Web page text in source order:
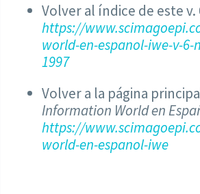
Volver al índice de este v.
https://
world-en-espanol-iwe-v-6-
1997
Volver a la página
Information World en
https://
world-en-espanol-iwe